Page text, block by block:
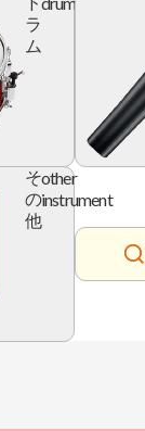
ラ
ム
そ
の
他
other
instrument